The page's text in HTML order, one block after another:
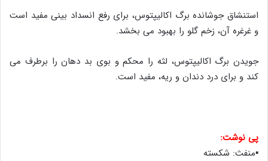
استنشاق جوشانده برگ اکالیپتوس، برای رفع انسداد بینی مفید است
و غرغره آن، زخم گلو را بهبود می بخشد.
جویدن برگ اکالیپتوس، لثه را محکم و بوی بد دهان را برطرف می
کند و برای درد دندان و ریه، مفید است.
پی نوشت:
▪منفث: شکسته